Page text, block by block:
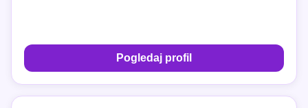
Pogledaj profil